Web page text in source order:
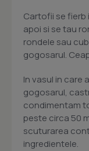
Cartofii se fierb
apoi si se tau
rondele sau
gogosarul.
In vasul in care
gogosarul,
condimentam
peste circa 50
scuturarea
ingredientele.